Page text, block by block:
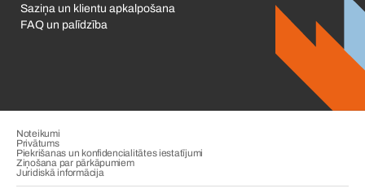
Saziņa un klientu apkalpošana
FAQ un palīdzība
Noteikumi
Privātums
Piekrišanas un konfidencialitātes iestatījumi
Ziņošana par pārkāpumiem
Juridiskā informācija